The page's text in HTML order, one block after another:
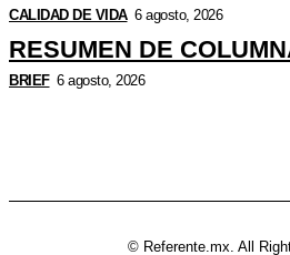
CALIDAD DE VIDA 6 agosto, 2026
RESUMEN DE
BRIEF 6 agosto, 2026
© Referente.mx. All